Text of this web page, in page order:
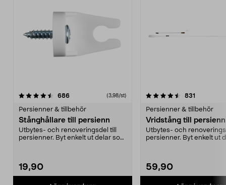
686recensioner (3,98/st)
Persienner & tillbehör
Stånghållare till persienn
Utbytes- och renoveringsdel till
persienner. Byt enkelt ut delar som
19,90
4.5 av 5 stjärnor 831
Persienner & tillbehör
Vridstång till persienn
Utbytes- och
persienner. Byt enkelt ut
59,90
4.5 av 5 stjärnor